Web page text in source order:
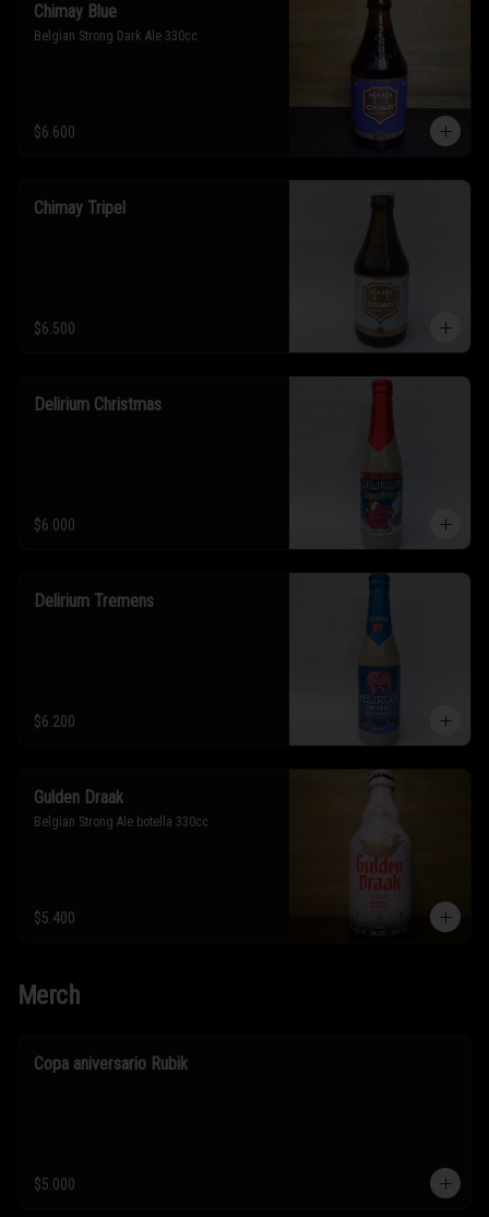
Chimay Blue
Belgian Strong Dark Ale 330cc
$6.600
Chimay Tripel
$6.500
Delirium Christmas
$6.000
Delirium Tremens
$6.200
Gulden Draak
Belgian Strong Ale botella 330cc
$5.400
Merch
Copa aniversario Rubik
$5.000